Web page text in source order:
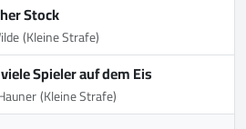
Stock
(Kleine Strafe)
Spieler auf dem Eis
(Kleine Strafe)